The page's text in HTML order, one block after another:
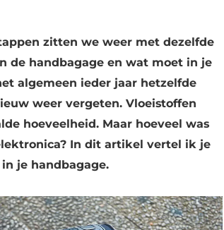
zitten we weer met dezelfde
de handbagage en wat moet in je
algemeen ieder jaar hetzelfde
weer vergeten. Vloeistoffen
hoeveelheid. Maar hoeveel was
In dit artikel vertel ik je
je handbagage.